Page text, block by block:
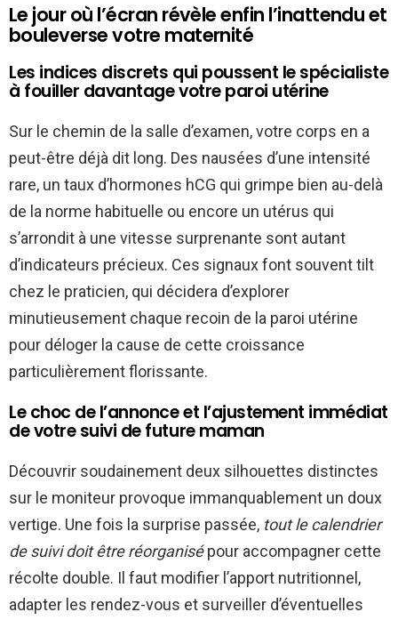
Le jour où l’écran révèle enfin l’inattendu et
bouleverse votre maternité
Les indices discrets qui poussent le spécialiste
à fouiller davantage votre paroi utérine
Sur le chemin de la salle d’examen, votre corps en a
peut-être déjà dit long. Des nausées d’une intensité
rare, un taux d’hormones hCG qui grimpe bien au-delà
de la norme habituelle ou encore un utérus qui
s’arrondit à une vitesse surprenante sont autant
d’indicateurs précieux. Ces signaux font souvent tilt
chez le praticien, qui décidera d’explorer
minutieusement chaque recoin de la paroi utérine
pour déloger la cause de cette croissance
particulièrement florissante.
Le choc de l’annonce et l’ajustement immédiat
de votre suivi de future maman
Découvrir soudainement deux silhouettes distinctes
sur le moniteur provoque immanquablement un doux
vertige. Une fois la surprise passée, tout le calendrier
de suivi doit être réorganisépour accompagner cette
récolte double. Il faut modifier l’apport nutritionnel,
adapter les rendez-vous et surveiller d’éventuelles